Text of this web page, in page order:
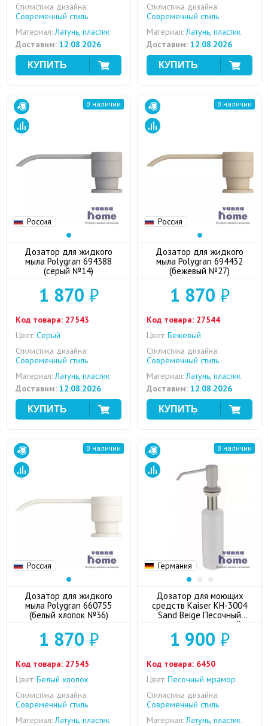
Стилистика дизайна:
Современный стиль
Материал:Латунь, пластик
Доставим: 12.08.2026
Стилистика дизайна:
Современный стиль
Материал:Латунь, пластик
Доставим: 12.08.2026
Россия
В наличии
Дозатор для жидкого
мыла Polygran 694388
(серый №14)
1 870 ₽
Код товара: 27543
Цвет: Серый
Стилистика дизайна:
Современный стиль
Материал:Латунь, пластик
Доставим: 12.08.2026
Россия
В наличии
Дозатор для жидкого
мыла Polygran 694432
(бежевый №27)
1 870 ₽
Код товара: 27544
Цвет: Бежевый
Стилистика дизайна:
Современный стиль
Материал:Латунь, пластик
Доставим: 12.08.2026
Россия
В наличии
Дозатор для жидкого
мыла Polygran 660755
(белый хлопок №36)
1 870 ₽
Код товара: 27545
Цвет: Белый хлопок
Стилистика дизайна:
Современный стиль
Материал:Латунь, пластик
Германия
В наличии
Дозатор для моющих
средств Kaiser KH-3004
Sand Beige Песочный
мрамор встраиваемый в
мойку/столешницу
1 900 ₽
Код товара: 6450
Цвет: Песочный мрамор
Стилистика дизайна:
Современный стиль
Материал:Латунь, пластик